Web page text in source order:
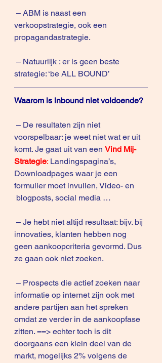
verkoopstrategie, ook een
propagandastrategie.
strategie: ‘be ALL BOUND’
Waarom is inbound niet voldoende?
voorspelbaar: je weet niet wat er uit
komt. Je gaat uit van een Vind Mij-
Strategie: Landingspagina’s,
Downloadpages waar je een
formulier moet invullen, Video- en
blogposts, social media …
innovaties, klanten hebben nog
geen aankoopcriteria gevormd. Dus
ze gaan ook niet zoeken.
informatie op internet zijn ook met
andere partijen aan het spreken
omdat ze verder in de aankoopfase
zitten. ==> echter toch is dit
doorgaans een klein deel van de
markt, mogelijks 2% volgens de